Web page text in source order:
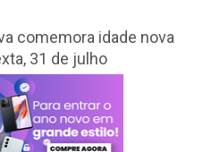
comemora idade nova
31 de julho